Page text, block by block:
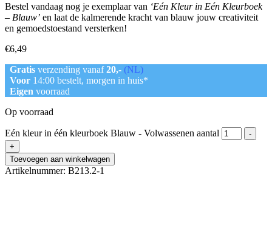
Bestel vandaag nog je exemplaar van ‘Eén Kleur in Eén Kleurboek
– Blauw’ en laat de kalmerende kracht van blauw jouw creativiteit
en gemoedstoestand versterken!
€6,49
Gratis verzending vanaf20,- (NL)
Voor 14:00 bestelt, morgen in huis*
Eigen voorraad
Op voorraad
Eén kleur in één kleurboek Blauw - Volwassenen aantal
-
+
Toevoegen aan winkelwagen
Artikelnummer: B213.2-1